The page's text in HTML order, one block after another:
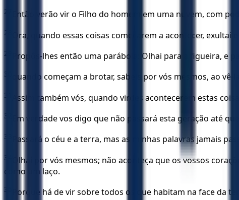
27 Então verão vir o Filho do homem em uma nuvem, com
28 Ora, quando essas coisas começarem a acontecer,
29 Propôs-lhes então uma parábola: Olhai para a figueira, e
30 quando começam a brotar, sabeis por vós mesmos, ao
31 Assim também vós, quando virdes acontecerem estas
32 Em verdade vos digo que não passará esta geração até
33 Passará o céu e a terra, mas as minhas palavras jamais
34
Olhai por vós mesmos; não aconteça que os vossos
como um laço.
35 Porque há de vir sobre todos os que habitam na face da